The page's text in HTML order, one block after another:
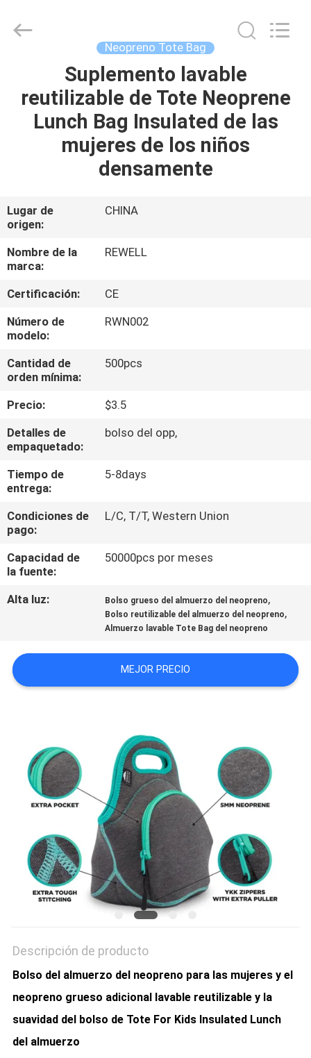
HOGAR
PRODUCTOS
VIAJE
DE
LA
FÁBRICA
CONTROL
DE
MAPA
DEL
SITIO
PRIVACY
POLICY
Limited.
Neopreno Tote Bag
Suplemento lavable
reutilizable de Tote Neoprene
Lunch Bag Insulated de las
mujeres de los niños
densamente
Lugar de
origen:
CHINA
Nombre de la
marca:
REWELL
Certificación:
CE
Número de
modelo:
RWN002
Cantidad de
orden mínima:
500pcs
Precio:
$3.5
Detalles de
empaquetado:
bolso del opp,
Tiempo de
entrega:
5-8days
Condiciones de
pago:
L/C, T/T, Western Union
Capacidad de
la fuente:
50000pcs por meses
Alta luz: Bolso grueso del almuerzo del neopreno,
Bolso reutilizable del almuerzo del neopreno,
Almuerzo lavable Tote Bag del neopreno
MEJOR PRECIO
Descripción de producto
Bolso del almuerzo del neopreno para las mujeres y el
neopreno grueso adicional lavable reutilizable y la
suavidad del bolso de Tote For Kids Insulated Lunch
del almuerzo